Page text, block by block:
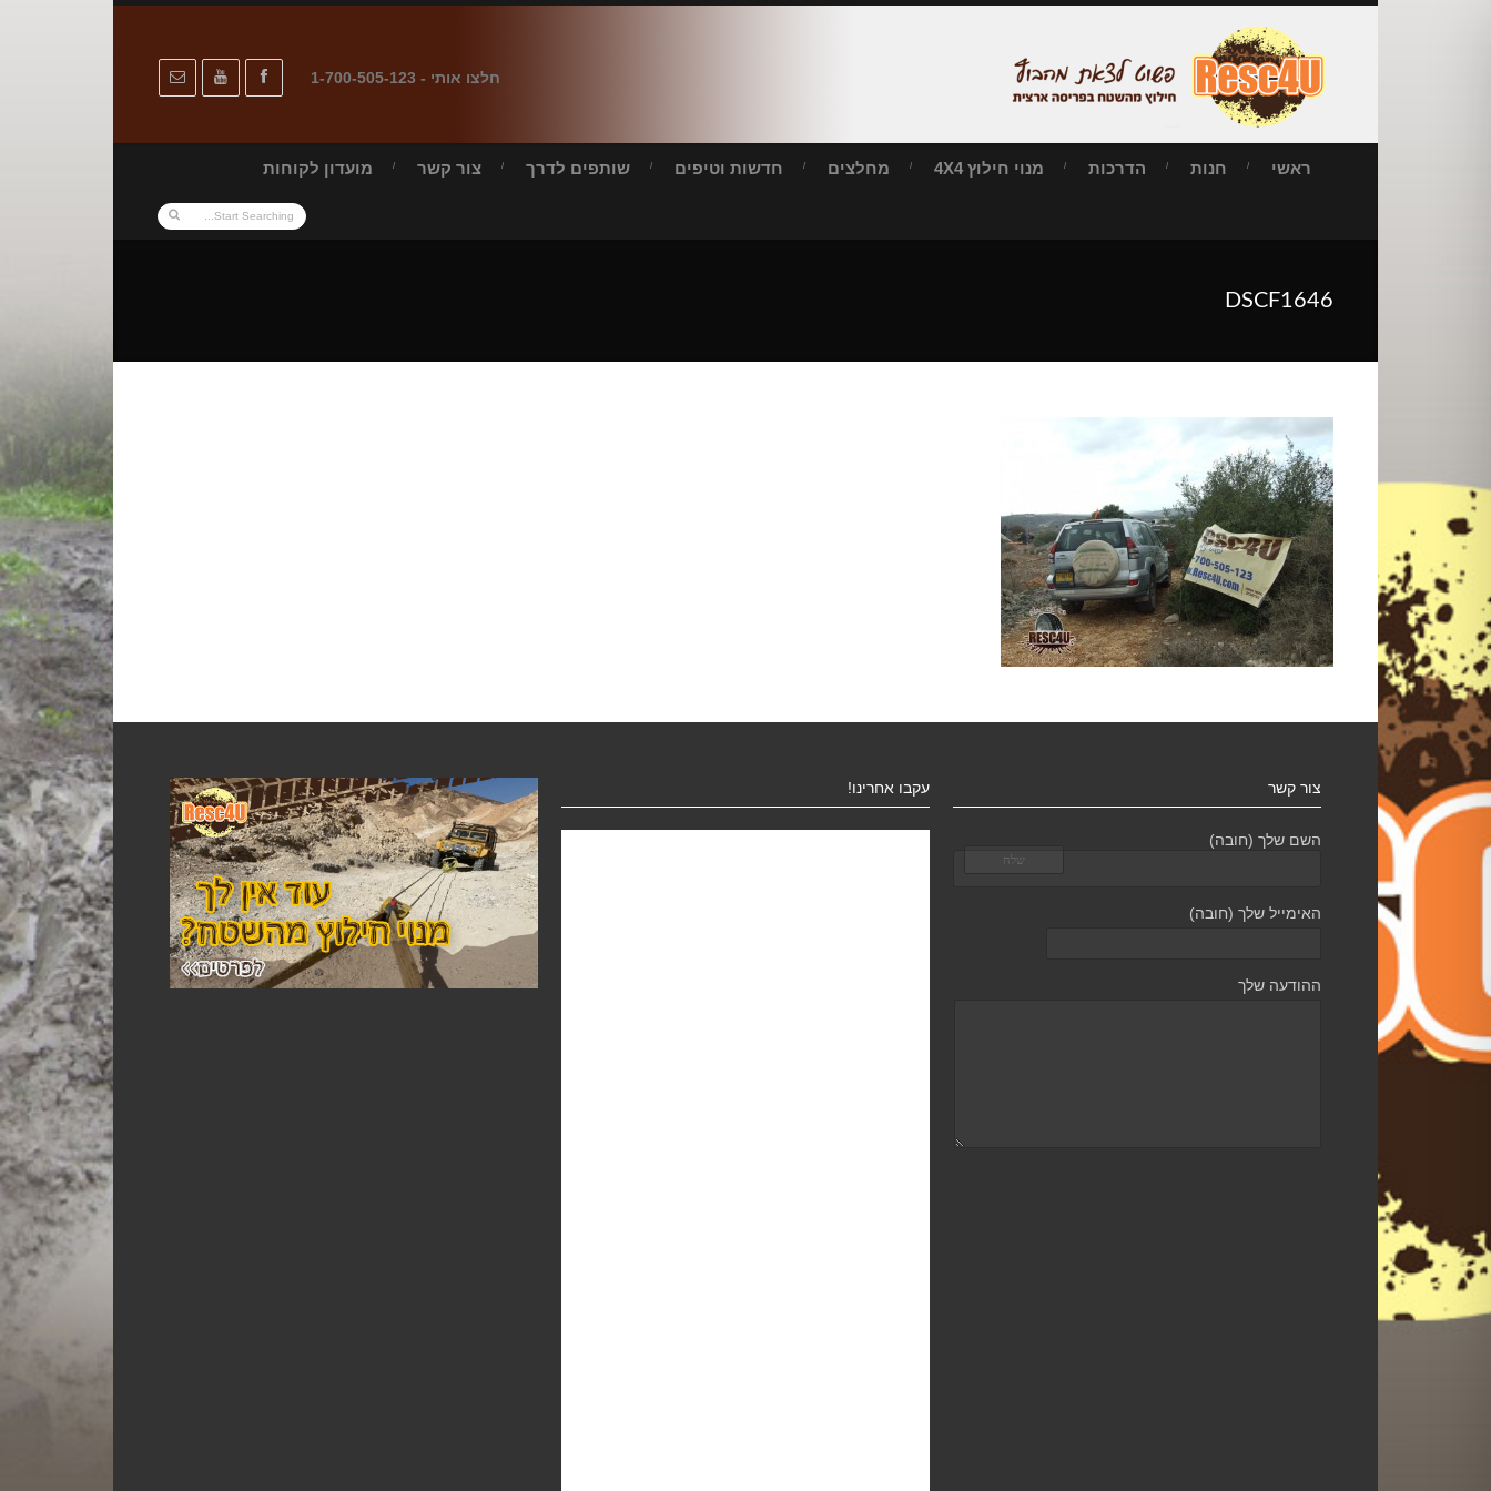
חלצו אותי - 1-700-505-123
ראשי חנות הדרכות מנוי חילוץ 4X4 מחלצים חדשות וטיפים שותפים לדרך צור קשר מועדון לקוחות
DSCF1646
צור קשר
השם שלך (חובה)
האימייל שלך (חובה)
ההודעה שלך
עקבו אחרינו!